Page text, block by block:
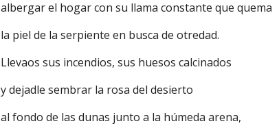
albergar el hogar con su llama constante que quema
la piel de la serpiente en busca de otredad.
Llevaos sus incendios, sus huesos calcinados
y dejadle sembrar la rosa del desierto
al fondo de las dunas junto a la húmeda arena,